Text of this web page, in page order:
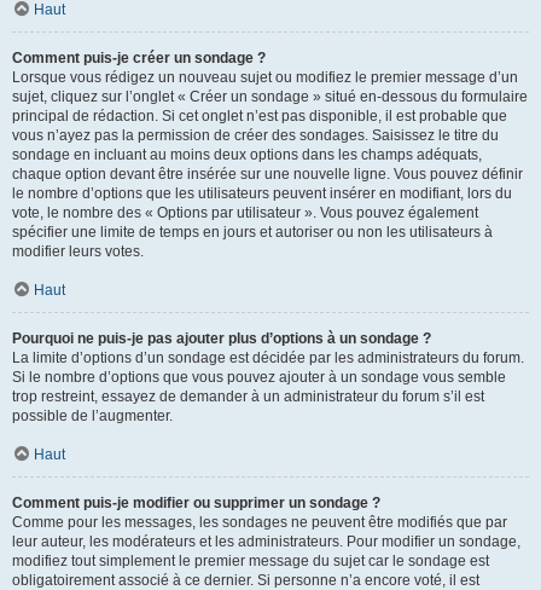
Haut
Comment puis-je créer un sondage ?
Lorsque vous rédigez un nouveau sujet ou modifiez le premier message d’un
sujet, cliquez sur l’onglet « Créer un sondage » situé en-dessous du formulaire
principal de rédaction. Si cet onglet n’est pas disponible, il est probable que
vous n’ayez pas la permission de créer des sondages. Saisissez le titre du
sondage en incluant au moins deux options dans les champs adéquats,
chaque option devant être insérée sur une nouvelle ligne. Vous pouvez définir
le nombre d’options que les utilisateurs peuvent insérer en modifiant, lors du
vote, le nombre des « Options par utilisateur ». Vous pouvez également
spécifier une limite de temps en jours et autoriser ou non les utilisateurs à
modifier leurs votes.
Haut
Pourquoi ne puis-je pas ajouter plus d’options à un sondage ?
La limite d’options d’un sondage est décidée par les administrateurs du forum.
Si le nombre d’options que vous pouvez ajouter à un sondage vous semble
trop restreint, essayez de demander à un administrateur du forum s’il est
possible de l’augmenter.
Haut
Comment puis-je modifier ou supprimer un sondage ?
Comme pour les messages, les sondages ne peuvent être modifiés que par
leur auteur, les modérateurs et les administrateurs. Pour modifier un sondage,
modifiez tout simplement le premier message du sujet car le sondage est
obligatoirement associé à ce dernier. Si personne n’a encore voté, il est